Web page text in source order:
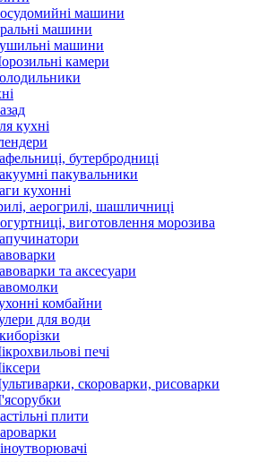
машини
машини
машини
камери
кухні
бутербродниці
пакувальники
кухонні
аерогрилі, шашличниці
виготовлення морозива
та аксесуари
комбайни
для води
печі
скороварки, рисоварки
плити